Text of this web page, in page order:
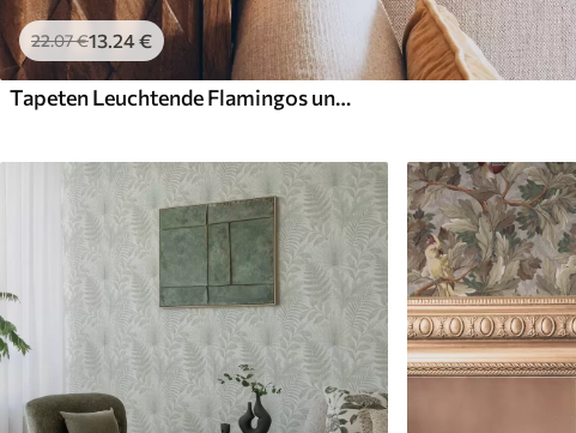
22.07€13.24€
Tapeten Leuchtende Flamingos und Leoparden zwischen tropischen Pflanzen